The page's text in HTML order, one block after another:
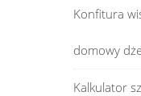
Konfitura
domowy
Kalkulator